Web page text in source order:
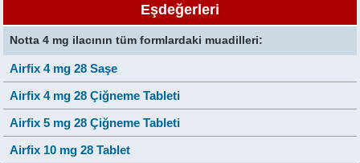
Eşdeğerleri
Notta 4 mg ilacının tüm formlardaki muadilleri:
Airfix 4 mg 28 Saşe
Airfix 4 mg 28 Çiğneme Tableti
Airfix 5 mg 28 Çiğneme Tableti
Airfix 10 mg 28 Tablet